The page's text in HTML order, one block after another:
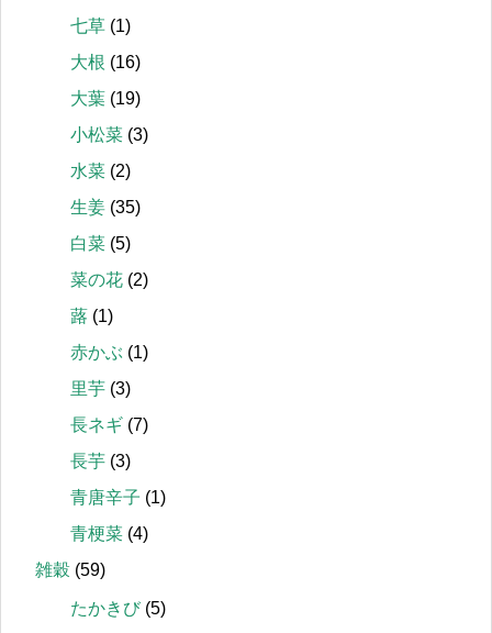
七草 (1)
大根 (16)
大葉 (19)
小松菜 (3)
水菜 (2)
生姜 (35)
白菜 (5)
菜の花 (2)
蕗 (1)
赤かぶ (1)
里芋 (3)
長ネギ (7)
長芋 (3)
青唐辛子 (1)
青梗菜 (4)
雑穀 (59)
たかきび(5)